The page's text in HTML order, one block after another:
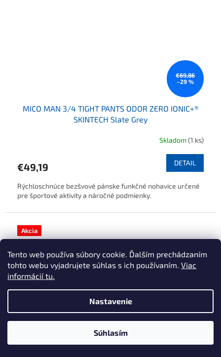
Tento web používa súbory cookie. Ďalším prechádzaním
tohto webu vyjadrujete súhlas s ich používaním. Viac
informácií tu.
Nastavenie
Súhlasím
€69,86
–29 %
MICO MAN 3/4 TIGHT PANTS ODOR ZERO IONIC+®
SKINTECH Slate Grey
Skladom(1 ks)
€49,19 DETAIL
Rýchloschnúce bezšvové pánske funkčné nohavice určené
pre športové aktivity a náročné podmienky.
Akcia